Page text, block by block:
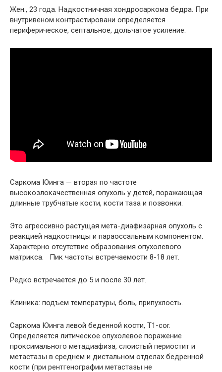
Жен., 23 года. Надкостничная хондросаркома бедра. При
внутривеном контрастировани определяется
периферическое, септальное, дольчатое усиление.
Саркома Юинга — вторая по частоте
высокозлокачественная опухоль у детей, поражающая
длинные трубчатые кости, кости таза и позвонки.
Это агрессивно растущая мета-диафизарная опухоль с
реакцией надкостницы и параоссальным компонентом.
Характерно отсутствие образования опухолевого
матрикса. Пик частоты встречаемости 8-18 лет.
Редко встречается до 5 и после 30 лет.
Клиника: подъем температуры, боль, припухлость.
Саркома Юинга левой беденной кости, Т1-cor.
Определяется литическое опухолевое поражение
проксимального метадиафиза, слоистый периостит и
метастазы в среднем и дистальном отделах бедренной
кости (при рентгенографии метастазы не